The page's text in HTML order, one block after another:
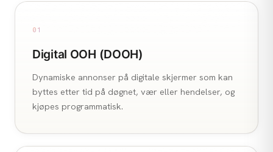
01
Digital OOH (DOOH)
Dynamiske annonser på digitale skjermer som kan
byttes etter tid på døgnet, vær eller hendelser, og
kjøpes programmatisk.